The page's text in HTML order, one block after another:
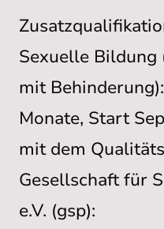
Sexuelle Bildung
mit
Monate, Start
mit dem
Gesellschaft für
e.V. (gsp):